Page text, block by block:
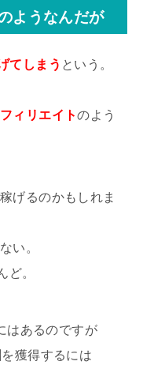
ようなんだが
てしまう という。
ィリエイトのよう
げるのかもしれま
い。
ど。
はあるのですが
獲得するには